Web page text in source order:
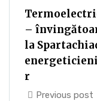
–
la
r
Previous post